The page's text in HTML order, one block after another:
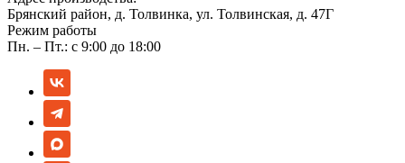
Брянский район, д. Толвинка, ул. Толвинская, д. 47Г
Режим работы
Пн. – Пт.: с 9:00 до 18:00